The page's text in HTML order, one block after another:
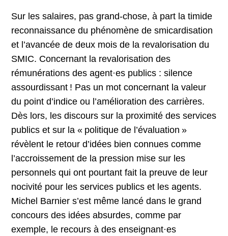
Sur les salaires, pas grand-chose, à part la timide
reconnaissance du phénomène de smicardisation
et l’avancée de deux mois de la revalorisation du
SMIC. Concernant la revalorisation des
rémunérations des agent·es publics : silence
assourdissant ! Pas un mot concernant la valeur
du point d’indice ou l’amélioration des carrières.
Dès lors, les discours sur la proximité des services
publics et sur la « politique de l’évaluation »
révèlent le retour d’idées bien connues comme
l’accroissement de la pression mise sur les
personnels qui ont pourtant fait la preuve de leur
nocivité pour les services publics et les agents.
Michel Barnier s’est même lancé dans le grand
concours des idées absurdes, comme par
exemple, le recours à des enseignant·es